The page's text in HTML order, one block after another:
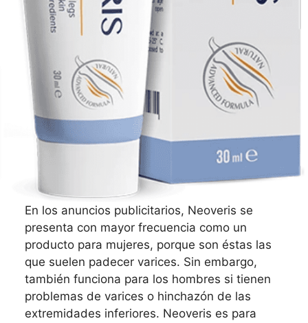
En los anuncios publicitarios, Neoveris se
presenta con mayor frecuencia como un
producto para mujeres, porque son éstas las
que suelen padecer varices. Sin embargo,
también funciona para los hombres si tienen
problemas de varices o hinchazón de las
extremidades inferiores. Neoveris es para